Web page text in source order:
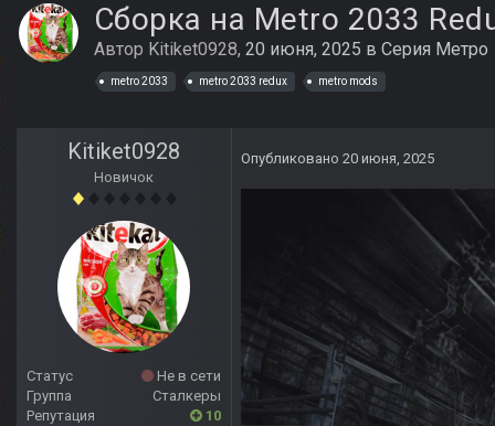
Сборка на Metro 2033
Автор Kitiket0928, 20 июня, 2025 в Серия Метро
metro 2033 metro 2033 redux metro mods
Kitiket0928
Новичок
Статус
Не в сети
Группа
Сталкеры
Репутация
10
Опубликовано 20 июня, 2025